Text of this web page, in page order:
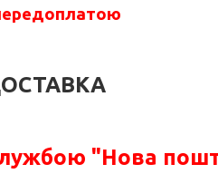
"Нова